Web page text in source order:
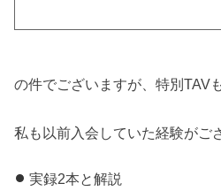
の件でございますが、特別TAV
私も以前入会していた経験がご
実録2本と解説